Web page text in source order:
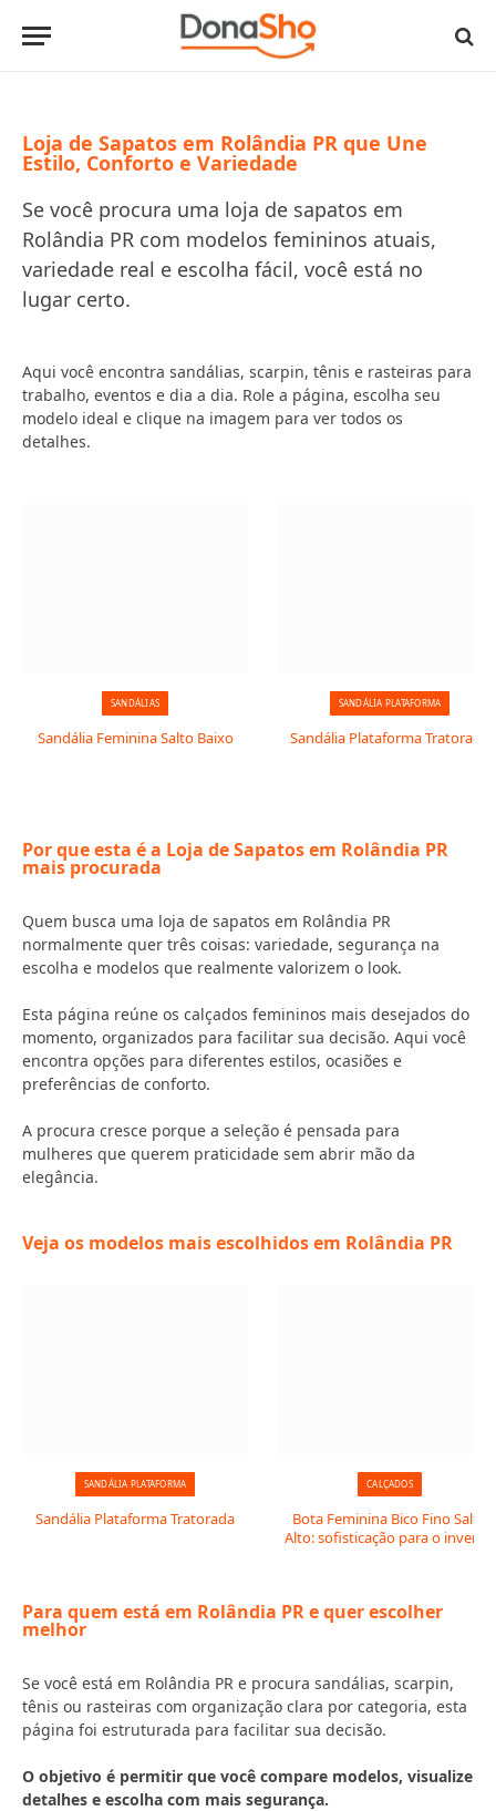
Loja de Sapatos em Rolândia PR que Une
Estilo, Conforto e Variedade
Se você procura uma loja de sapatos em
Rolândia PR com modelos femininos atuais,
variedade real e escolha fácil, você está no
lugar certo.
Aqui você encontra sandálias, scarpin, tênis e rasteiras para
trabalho, eventos e dia a dia. Role a página, escolha seu
modelo ideal e clique na imagem para ver todos os
detalhes.
SANDÁLIAS
Sandália Feminina Salto Baixo
SANDÁLIA PLATAFORMA
Sandália Plataforma Tratorada
Por que esta é a Loja de Sapatos em Rolândia PR
mais procurada
Quem busca uma loja de sapatos em Rolândia PR
normalmente quer três coisas: variedade, segurança na
escolha e modelos que realmente valorizem o look.
Esta página reúne os calçados femininos mais desejados do
momento, organizados para facilitar sua decisão. Aqui você
encontra opções para diferentes estilos, ocasiões e
preferências de conforto.
A procura cresce porque a seleção é pensada para
mulheres que querem praticidade sem abrir mão da
elegância.
Veja os modelos mais escolhidos em Rolândia PR
SANDÁLIA PLATAFORMA
Sandália Plataforma Tratorada
CALÇADOS
Bota Feminina Bico Fino Salto
Alto: sofisticação para o inverno
Para quem está em Rolândia PR e quer escolher
melhor
Se você está em Rolândia PR e procura sandálias, scarpin,
tênis ou rasteiras com organização clara por categoria, esta
página foi estruturada para facilitar sua decisão.
O objetivo é permitir que você compare modelos, visualize
detalhes e escolha com mais segurança.